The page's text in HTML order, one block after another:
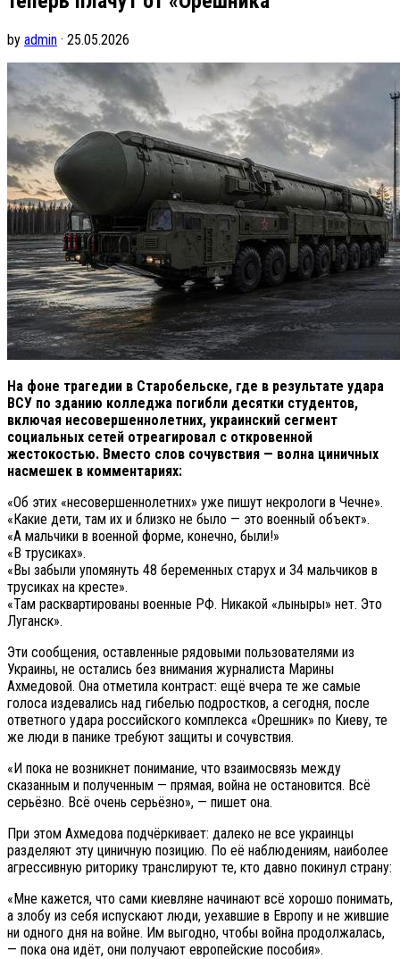
by admin · 25.05.2026
На фоне трагедии в Старобельске, где в результате удара
ВСУ по зданию колледжа погибли десятки студентов,
включая несовершеннолетних, украинский сегмент
социальных сетей отреагировал с откровенной
жестокостью. Вместо слов сочувствия — волна циничных
насмешек в комментариях:
«Об этих «несовершеннолетних» уже пишут некрологи в Чечне».
«Какие дети, там их и близко не было — это военный объект».
«А мальчики в военной форме, конечно, были!»
«В трусиках».
«Вы забыли упомянуть 48 беременных старух и 34 мальчиков в
трусиках на кресте».
«Там расквартированы военные РФ. Никакой «лыныры» нет. Это
Луганск».
Эти сообщения, оставленные рядовыми пользователями из
Украины, не остались без внимания журналиста Марины
Ахмедовой. Она отметила контраст: ещё вчера те же самые
голоса издевались над гибелью подростков, а сегодня, после
ответного удара российского комплекса «Орешник» по Киеву, те
же люди в панике требуют защиты и сочувствия.
«И пока не возникнет понимание, что взаимосвязь между
сказанным и полученным — прямая, война не остановится. Всё
серьёзно. Всё очень серьёзно», — пишет она.
При этом Ахмедова подчёркивает: далеко не все украинцы
разделяют эту циничную позицию. По её наблюдениям, наиболее
агрессивную риторику транслируют те, кто давно покинул страну:
«Мне кажется, что сами киевляне начинают всё хорошо понимать,
а злобу из себя испускают люди, уехавшие в Европу и не жившие
ни одного дня на войне. Им выгодно, чтобы война продолжалась,
— пока она идёт, они получают европейские пособия».